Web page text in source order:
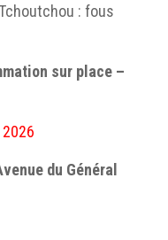
: fous
sur place –
du Général